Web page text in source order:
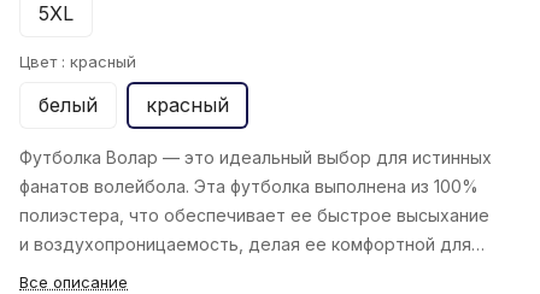
5XL
Цвет : красный
белый красный
Футболка Волар — это идеальный выбор для истинных
фанатов волейбола. Эта футболка выполнена из 100%
полиэстера, что обеспечивает ее быстрое высыхание
и воздухопроницаемость, делая ее комфортной для
тренировок.
Все описание